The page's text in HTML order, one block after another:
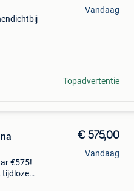
Vandaag
Topadvertentie
€575!
tijdloze
€ 575,00
Vandaag